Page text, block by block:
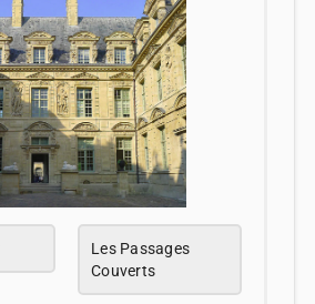
Les Passages
Couverts